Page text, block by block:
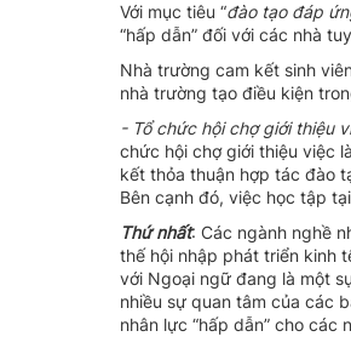
Với mục tiêu “đàotạo đáp
“hấp dẫn” đối với các nhà
Nhà trường cam kết sinh
nhà trường tạo điều kiện
- Tổ chức hội chợ giới thiệu
chức hội chợ giới thiệu việc
kết thỏa thuận hợp tác đào
Bên cạnh đó, việc học tập
Thứ nhất: Các ngành nghề
thế hội nhập phát triển kinh
với Ngoại ngữ đang là một
nhiều sự quan tâm của các
nhân lực “hấp dẫn” cho